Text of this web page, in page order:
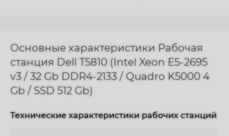
Основные характеристики Рабочая
станция Dell T5810 (Intel Xeon E5-2695
v3 / 32 Gb DDR4-2133 / Quadro K5000 4
Gb / SSD 512 Gb)
Технические характеристики рабочих станций